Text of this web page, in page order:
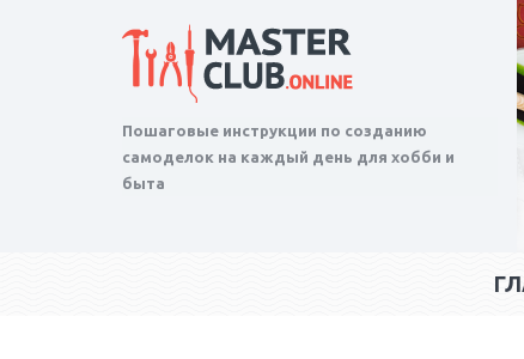
Пошаговые инструкции по созданию
самоделок на каждый день для хобби и
быта